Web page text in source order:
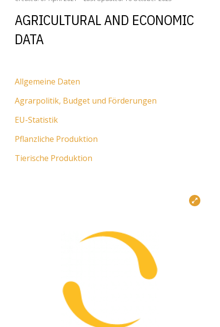
AGRICULTURAL AND ECONOMIC
DATA
Allgemeine Daten
Agrarpolitik, Budget und Förderungen
EU-Statistik
Pflanzliche Produktion
Tierische Produktion